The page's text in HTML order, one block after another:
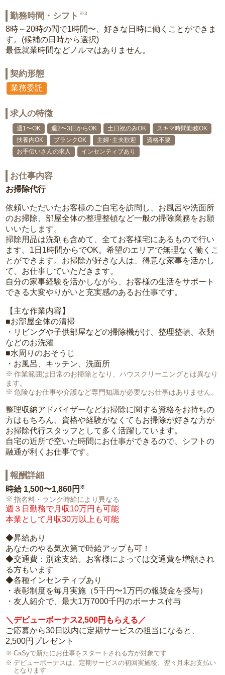
勤務時間・シフト ※3
8時～20時の間で1時間〜、好きな日時に働くことができま
す。(候補の日時から選択)
最低就業時間などノルマはありません。
契約形態
業務委託
求人の特徴
週1〜OK 週2〜3日からOK 土日祝のみOK
スキマ時間勤務OK
扶養内OK
ブランクOK 主婦･主夫歓迎
資格不要
お手伝いさんの求人
インセンティブあり
お仕事内容
お掃除代行
依頼いただいたお客様のご自宅を訪問し、お風呂や洗面所
のお掃除、部屋全体の整理整頓など一般の掃除業務をお願
いいたします。
掃除用品は洗剤も含めて、全てお客様宅にあるもので行い
ます。1日1時間からでOK。希望のエリアで無理なく働くこ
とができます。お掃除が好きな人は、得意な家事を活かし
て、お仕事していただきます。
自分の家事経験を活かしながら、お客様の生活をサポート
できる大変やりがいと充実感のあるお仕事です。
【主な作業内容】
■お部屋全体の清掃
・リビングや子供部屋などの掃除機がけ、整理整頓、衣類
などのお洗濯
■水周りのおそうじ
・お風呂、キッチン、洗面所
作業範囲は日常のお掃除となり、ハウスクリーニングとは異なり
ます。
危険なお仕事や介護など専門知識が必要なお仕事はありません。
整理収納アドバイザーなどお掃除に関する資格をお持ちの
方はもちろん、資格や経験がなくてもお掃除が好きな方が
お掃除代行スタッフとして多く活躍しています。
自宅の近所で空いた時間にお仕事ができるので、シフトの
融通が利くお仕事です。
報酬詳細
時給 1,500〜1,860円 ※
指名料・ランク時給により異なる
週３日勤務で月収10万円も可能
本業として月収30万以上も可能
◆昇給あり
あなたのやる気次第で時給アップも可！
◆交通費：別途支給。お客様によっては交通費を増額され
る方もいます
◆各種インセンティブあり
・表彰制度を毎月実施（5千円〜1万円の報奨金を授与）
・友人紹介で、最大1万7000千円のボーナス付与
＼デビューボーナス2,500円もらえる／
ご応募から30日以内に定期サービスの担当になると、
2,500円プレゼント
CaSyで新たにお仕事をスタートされる方が対象です
デビューボーナスは、定期サービスの初回実施後、翌々月末お支払い
となります